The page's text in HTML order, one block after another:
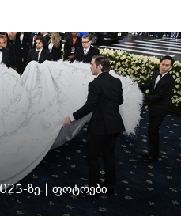
ზე | ფოტოები